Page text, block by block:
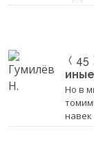
45
Но в